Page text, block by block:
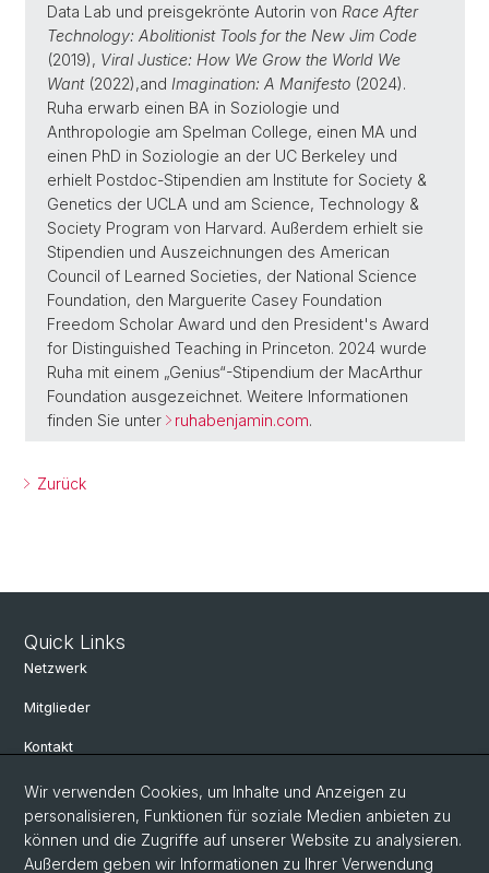
Data Lab und preisgekrönte Autorin von Race After
Technology: Abolitionist Tools for the New Jim Code
(2019), Viral Justice: How We Grow the World We
Want (2022),and Imagination: A Manifesto (2024).
Ruha erwarb einen BA in Soziologie und
Anthropologie am Spelman College, einen MA und
einen PhD in Soziologie an der UC Berkeley und
erhielt Postdoc-Stipendien am Institute for Society &
Genetics der UCLA und am Science, Technology &
Society Program von Harvard. Außerdem erhielt sie
Stipendien und Auszeichnungen des American
Council of Learned Societies, der National Science
Foundation, den Marguerite Casey Foundation
Freedom Scholar Award und den President's Award
for Distinguished Teaching in Princeton. 2024 wurde
Ruha mit einem „Genius“-Stipendium der MacArthur
Foundation ausgezeichnet. Weitere Informationen
finden Sie unter
ruhabenjamin.com.
Zurück
Quick Links
Netzwerk
Mitglieder
Kontakt
Social Media
Bluesky
Wir verwenden Cookies, um Inhalte und Anzeigen zu
personalisieren, Funktionen für soziale Medien anbieten zu
können und die Zugriffe auf unserer Website zu analysieren.
Außerdem geben wir Informationen zu Ihrer Verwendung